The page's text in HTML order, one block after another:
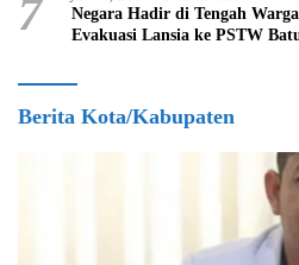
7
Negara Hadir di Tengah
Evakuasi Lansia ke PSTW
Berita Kota/Kabupaten